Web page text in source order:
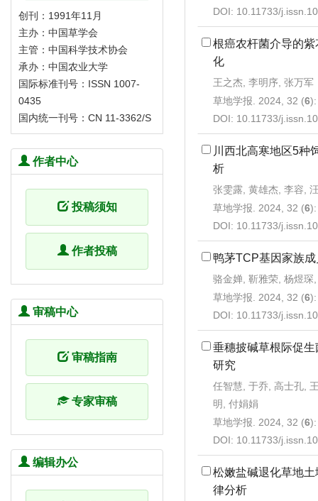
DOI: 10.11733/
根癌农杆菌介导的
化
王之杰, 李明序, 张万军
草地学报. 2024, 32 (6
DOI: 10.11733/
川西北高寒地区5种
析
张雯露, 黄雄杰, 李容,
草地学报. 2024, 32 (6
DOI: 10.11733/
鸭茅TCP基因家族
骆金婵, 靳雅荣, 杨煜琛
草地学报. 2024, 32 (6
DOI: 10.11733/
垂穗披碱草根际促
研究
任智慧, 于乔, 高士孔,
明, 付娟娟
草地学报. 2024, 32 (6
DOI: 10.11733/
松嫩盐碱退化草地
律分析
创刊：1991年11月
主办：中国草学会
主管：中国科学技术协会
承办：中国农业大学
国际标准刊号：ISSN 1007-
0435
国内统一刊号：CN 11-3362/S
作者中心
投稿须知
作者投稿
审稿中心
审稿指南
专家审稿
编辑办公